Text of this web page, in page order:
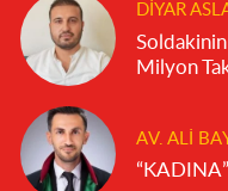
DIYAR
Milyon
AV. ALI